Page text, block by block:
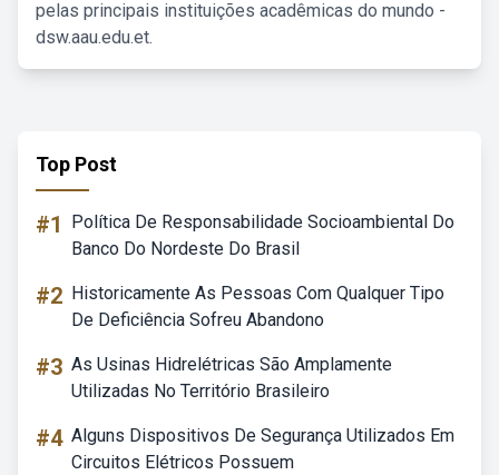
pelas principais instituições acadêmicas do mundo -
dsw.aau.edu.et.
Top Post
#1
Política De Responsabilidade Socioambiental Do
Banco Do Nordeste Do Brasil
#2 Historicamente As Pessoas Com Qualquer Tipo
De Deficiência Sofreu Abandono
#3 As Usinas Hidrelétricas São Amplamente
Utilizadas No Território Brasileiro
#4 Alguns Dispositivos De Segurança Utilizados Em
Circuitos Elétricos Possuem